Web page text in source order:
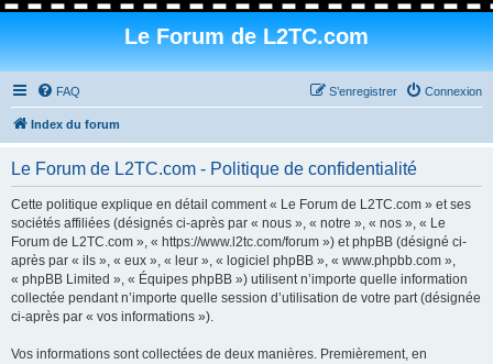
Le Forum de L2TC.com
FAQ Connexion
S’enregistrer
Index du forum
Le Forum de L2TC.com - Politique de confidentialité
Cette politique explique en détail comment « Le Forum de L2TC.com » et ses
sociétés affiliées (désignés ci-après par « nous », « notre », « nos », « Le
Forum de L2TC.com », « https://www.l2tc.com/forum ») et phpBB (désigné ci-
après par « ils », « eux », « leur », « logiciel phpBB », « www.phpbb.com »,
« phpBB Limited », « Équipes phpBB ») utilisent n’importe quelle information
collectée pendant n’importe quelle session d’utilisation de votre part (désignée
ci-après par « vos informations »).
Vos informations sont collectées de deux manières. Premièrement, en